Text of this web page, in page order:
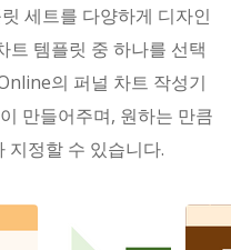
세트를 다양하게 디자인
트 템플릿 중 하나를 선택
의 퍼널 차트 작성기
만들어주며, 원하는 만큼
지정할 수 있습니다.